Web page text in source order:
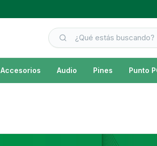
Accesorios Audio Pines Punto